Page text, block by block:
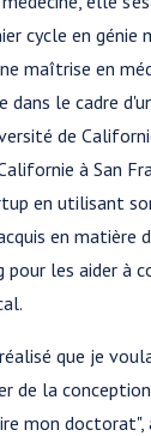
cycle en génie
maîtrise en
le cadre
de
à San
en utilisant
en matière
les aider à
que je
de la
mon